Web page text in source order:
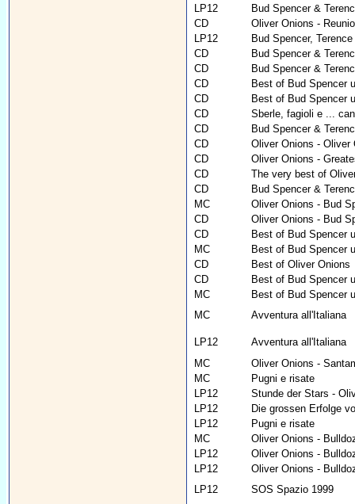
LP12
Bud Spencer &
CD
Oliver Onions -
LP12
Bud Spencer,
CD
Bud Spencer &
CD
Bud Spencer &
CD
Best of Bud Spencer
CD
Best of Bud Spencer
CD
Sberle, fagioli e ...
CD
Bud Spencer &
CD
Oliver Onions - Oliver
CD
Oliver Onions -
CD
The very best of
CD
Bud Spencer &
MC
Oliver Onions - Bud
CD
Oliver Onions - Bud
CD
Best of Bud Spencer
MC
Best of Bud Spencer
CD
Best of Oliver Onions
CD
Best of Bud Spencer
MC
Best of Bud Spencer
MC
Avventura all'Italiana
LP12
Avventura all'Italiana
MC
Oliver Onions -
MC
Pugni e risate
LP12
Stunde der Stars -
LP12
Die grossen Erfolge
LP12
Pugni e risate
MC
Oliver Onions -
LP12
Oliver Onions -
LP12
Oliver Onions -
LP12
SOS Spazio 1999